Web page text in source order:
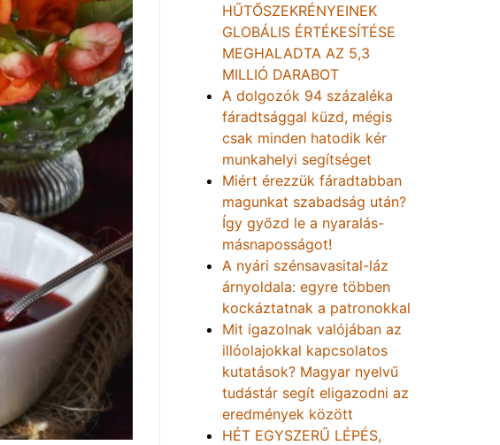
HŰTŐSZEKRÉNYEINEK
GLOBÁLIS ÉRTÉKESÍTÉSE
MEGHALADTA AZ 5,3
MILLIÓ DARABOT
A dolgozók 94 százaléka
fáradtsággal küzd, mégis
csak minden hatodik kér
munkahelyi segítséget
Miért érezzük fáradtabban
magunkat szabadság után?
Így győzd le a nyaralás-
másnaposságot!
A nyári szénsavasital-láz
árnyoldala: egyre többen
kockáztatnak a patronokkal
Mit igazolnak valójában az
illóolajokkal kapcsolatos
kutatások? Magyar nyelvű
tudástár segít eligazodni az
eredmények között
HÉT EGYSZERŰ LÉPÉS,